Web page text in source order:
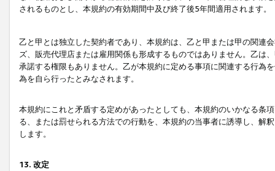
されるものとし、本規約の有効期間中及び終了後5年間適用されます。
乙と甲とは独立した契約者であり、本規約は、乙と甲または甲の関連
ズ、販売代理店または雇用関係も形成するものではありません。乙は
承諾する権限もありません。乙が本規約に定める事項に関連する行為
為を自ら行ったとみなされます。
本規約にこれと矛盾する定めがあったとしても、本規約のいかなる条
る、または罰せられる方法での行動を、本規約の当事者に誘導し、解
します。
13. 改定